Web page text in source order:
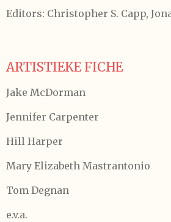
Editors: Christopher S. Capp,
ARTISTIEKE FICHE
Jake McDorman
Jennifer Carpenter
Hill Harper
Mary Elizabeth Mastrantonio
Tom Degnan
e.v.a.